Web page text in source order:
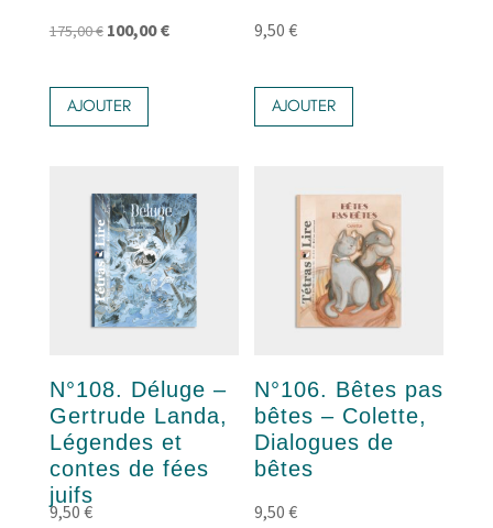
175,00€ Le
initial
était :
100,00€Le
AJOUTER
9,50€
AJOUTER
N°108. Déluge –
Gertrude Landa,
Légendes et
contes de fées
juifs
9,50 €
N°106. Bêtes pas
bêtes – Colette,
Dialogues de
bêtes
9,50€